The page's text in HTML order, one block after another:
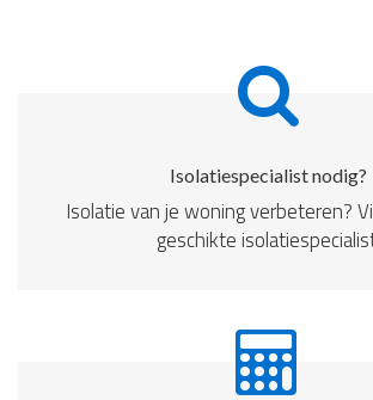
Isolatiespecialist nodig?
Isolatie van je woning verbeteren?
geschikte